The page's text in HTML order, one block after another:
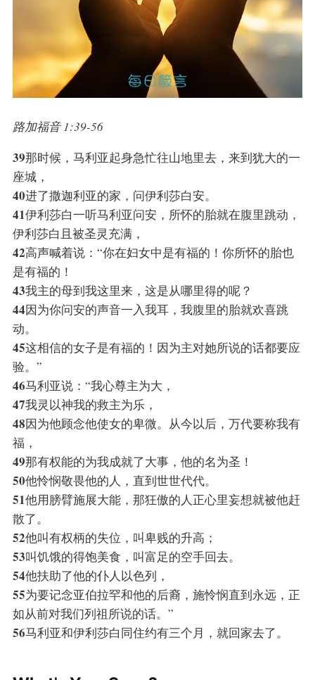
路加福音 1:39-56
39那时候，马利亚起身急忙往山地里去，来到犹大的一
座城，
40进了撒迦利亚的家，问伊利莎白安。
41伊利莎白一听马利亚问安，所怀的胎就在腹里跳动，
伊利莎白且被圣灵充满，
42高声喊着说：“你在妇女中是有福的！你所怀的胎也
是有福的！
43我主的母到我这里来，这是从哪里得的呢？
44因为你问安的声音一入我耳，我腹里的胎就欢喜跳
动。
45这相信的女子是有福的！因为主对她所说的话都要应
验。”
46马利亚说：“我心尊主为大，
47我灵以神我的救主为乐，
48因为他顾念他使女的卑微。从今以后，万代要称我有
福，
49那有权能的为我成就了大事，他的名为圣！
50他怜悯敬畏他的人，直到世世代代。
51他用膀臂施展大能，那狂傲的人正心里妄想就被他赶
散了。
52他叫有权柄的失位，叫卑贱的升高；
53叫饥饿的得饱美食，叫富足的空手回去。
54他扶助了他的仆人以色列，
55为要记念亚伯拉罕和他的后裔，施怜悯直到永远，正
如从前对我们列祖所说的话。”
56马利亚和伊利莎白同住约有三个月，就回家去了。